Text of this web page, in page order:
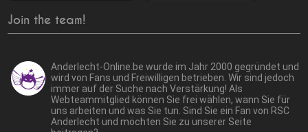
Join the team!
Anderlecht-Online.be wurde im Jahr 2000 gegründet und
wird von Fans und Freiwilligen betrieben. Wir sind jedoch
immer auf der Suche nach Verstärkung! Als
Webteammitglied können Sie frei wählen, wann Sie für
uns arbeiten und was Sie tun. Sind Sie ein Fan von RSC
Anderlecht und möchten Sie zu unserer Seite